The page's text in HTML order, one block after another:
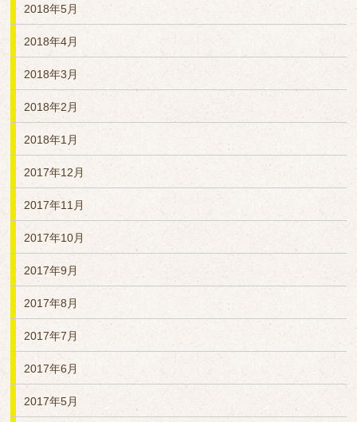
2018年5月
2018年4月
2018年3月
2018年2月
2018年1月
2017年12月
2017年11月
2017年10月
2017年9月
2017年8月
2017年7月
2017年6月
2017年5月